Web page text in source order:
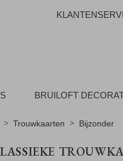
BRUILOFT
Trouwkaarten Bijzonder